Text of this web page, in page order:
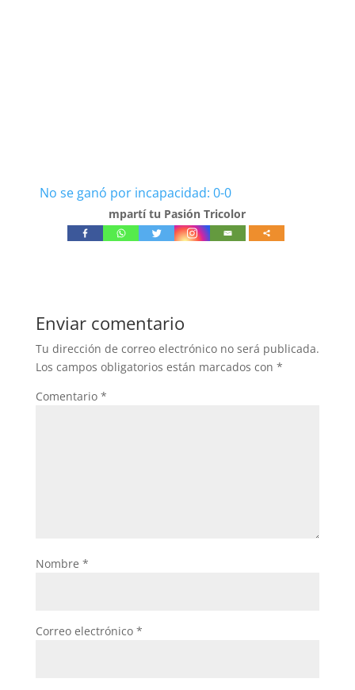
No se ganó por incapacidad: 0-0
mpartí tu Pasión Tricolor
Enviar comentario
Tu dirección de correo electrónico no será publicada.
Los campos obligatorios están marcados con *
Comentario *
Nombre *
Correo electrónico *